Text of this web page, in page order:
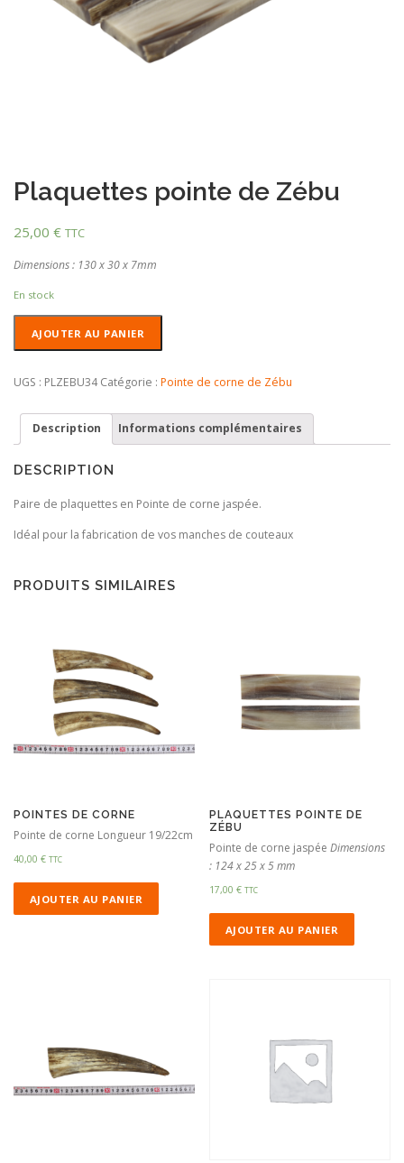
Plaquettes pointe de Zébu
25,00 € TTC
Dimensions : 130 x 30 x 7mm
En stock
pointe
Zébu
AJOUTER AU PANIER
UGS : PLZEBU34 Catégorie : Pointe de corne de Zébu
Description Informations complémentaires
DESCRIPTION
Paire de plaquettes en Pointe de corne jaspée.
Idéal pour la fabrication de vos manches de couteaux
PRODUITS SIMILAIRES
POINTES DE CORNE
Pointe de corne Longueur 19/22cm
40,00 € TTC
AJOUTER AU PANIER
PLAQUETTES POINTE DE
ZÉBU
Pointe de corne jaspéeDimensions
: 124 x 25 x 5 mm
17,00€ TTC
AJOUTER AU PANIER